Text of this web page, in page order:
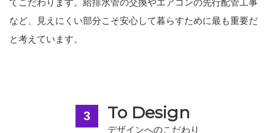
てこだわります。給排水管の交換やエアコンの先行配管工事
など、見えにくい部分こそ安心して暮らすために最も重要だ
と考えています。
3 To Design
デザインへのこだわり